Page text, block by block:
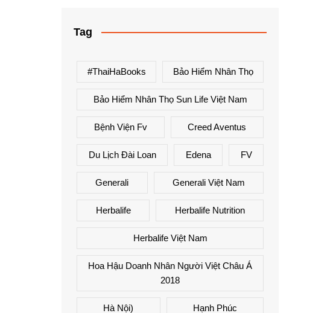
Tag
#ThaiHaBooks Bảo Hiểm Nhân Thọ
Bảo Hiểm Nhân Thọ Sun Life Việt Nam
Bệnh Viện Fv Creed Aventus
Du Lịch Đài Loan Edena FV
Generali Generali Việt Nam
Herbalife Herbalife Nutrition
Herbalife Việt Nam
Hoa Hậu Doanh Nhân Người Việt Châu Á
2018
Hà Nội) Hạnh Phúc